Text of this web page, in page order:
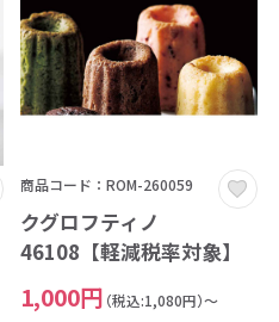
商品コード：ROM-260059
クグロフティノ
46108【軽減税率対象】
1,000円 （税込:1,080円）～